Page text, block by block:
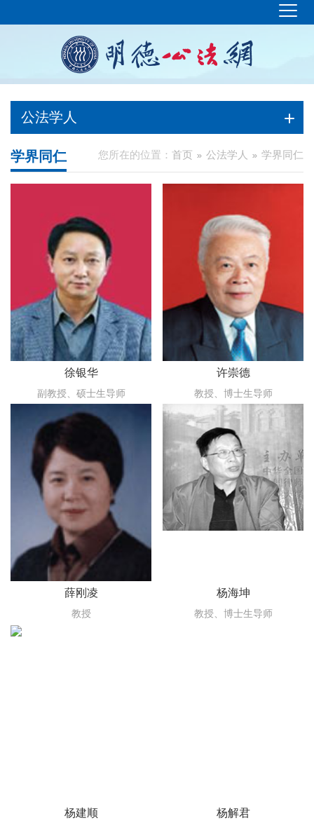
公法学人
您所在的位置： 首页 公法学人 学界同仁
学界同仁
徐银华
副教授、硕士生导师
许崇德
教授、博士生导师
薛刚凌
教授
杨海坤
教授、博士生导师
杨建顺 杨解君